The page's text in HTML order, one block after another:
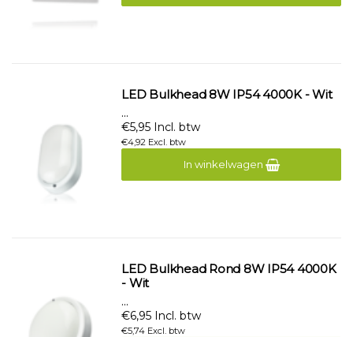
LED Bulkhead 8W IP54 4000K - Wit
...
€5,95 Incl. btw
€4,92 Excl. btw
In winkelwagen
LED Bulkhead Rond 8W IP54 4000K
- Wit
...
€6,95 Incl. btw
€5,74 Excl. btw